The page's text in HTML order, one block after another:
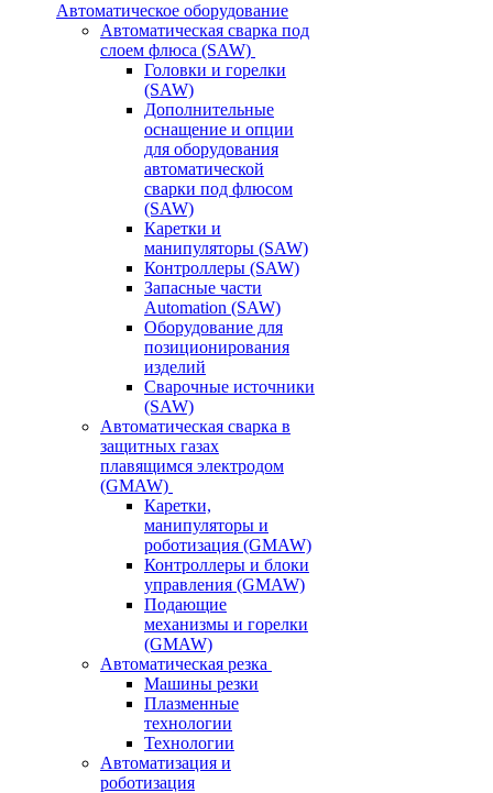
Автоматическое оборудование
Автоматическая сварка под
слоем флюса (SAW)
Головки и горелки
(SAW)
Дополнительные
оснащение и опции
для оборудования
автоматической
сварки под флюсом
(SAW)
Каретки и
манипуляторы (SAW)
Контроллеры (SAW)
Запасные части
Automation (SAW)
Оборудование для
позиционирования
изделий
Сварочные источники
(SAW)
Автоматическая сварка в
защитных газах
плавящимся электродом
(GMAW)
Каретки,
манипуляторы и
роботизация (GMAW)
Контроллеры и блоки
управления (GMAW)
Подающие
механизмы и горелки
(GMAW)
Автоматическая резка
Машины резки
Плазменные
технологии
Технологии
Автоматизация и
роботизация